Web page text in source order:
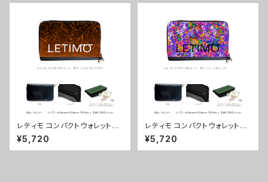
レティモ コンパクトウォレット
カラー/ミストラルブラウン ■
配送まで3週間
¥5,720
レティモ コンパクトウォレット
カラー/リーフスパープル ■配
送まで3週間
¥5,720